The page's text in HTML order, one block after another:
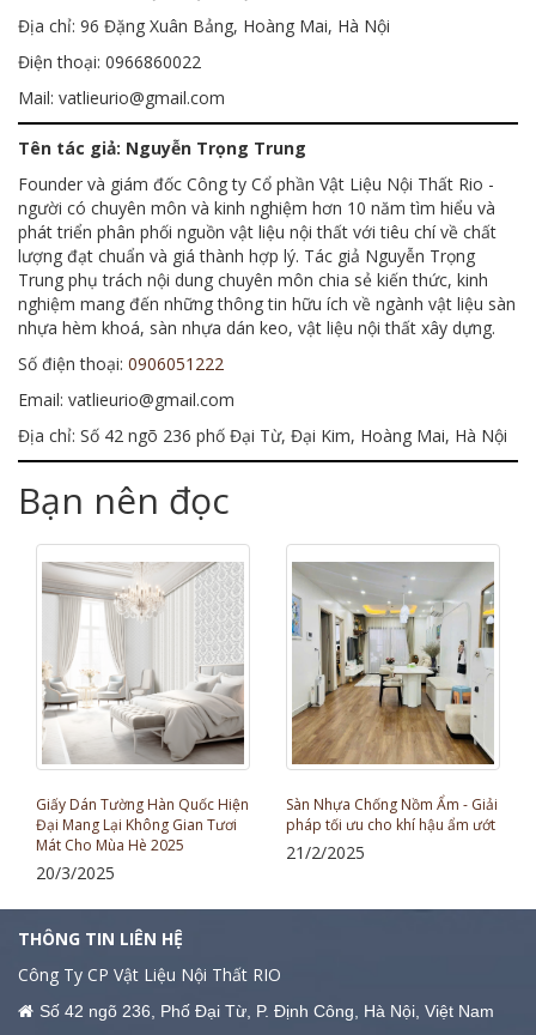
Địa chỉ: 96 Đặng Xuân Bảng, Hoàng Mai, Hà Nội
Điện thoại: 0966860022
Mail: vatlieurio@gmail.com
Tên tác giả: Nguyễn Trọng Trung
Founder và giám đốc Công ty Cổ phần Vật Liệu Nội Thất Rio -
người có chuyên môn và kinh nghiệm hơn 10 năm tìm hiểu và
phát triển phân phối nguồn vật liệu nội thất với tiêu chí về chất
lượng đạt chuẩn và giá thành hợp lý. Tác giả Nguyễn Trọng
Trung phụ trách nội dung chuyên môn chia sẻ kiến thức, kinh
nghiệm mang đến những thông tin hữu ích về ngành vật liệu sàn
nhựa hèm khoá, sàn nhựa dán keo, vật liệu nội thất xây dựng.
Số điện thoại: 0906051222
Email: vatlieurio@gmail.com
Địa chỉ: Số 42 ngõ 236 phố Đại Từ, Đại Kim, Hoàng Mai, Hà Nội
Bạn nên đọc
Giấy Dán Tường Hàn Quốc Hiện
Đại Mang Lại Không Gian Tươi
Mát Cho Mùa Hè 2025
20/3/2025
Sàn Nhựa Chống Nồm Ẩm - Giải
pháp tối ưu cho khí hậu ẩm ướt
21/2/2025
THÔNG TIN LIÊN HỆ
Công Ty CP Vật Liệu Nội Thất RIO
Số 42 ngõ 236, Phố Đại Từ, P. Định Công, Hà Nội, Việt Nam